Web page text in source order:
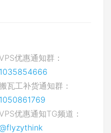
优惠通知群：
1035854666
瓦工补货通知群：
1050861769
优惠通知TG频道：